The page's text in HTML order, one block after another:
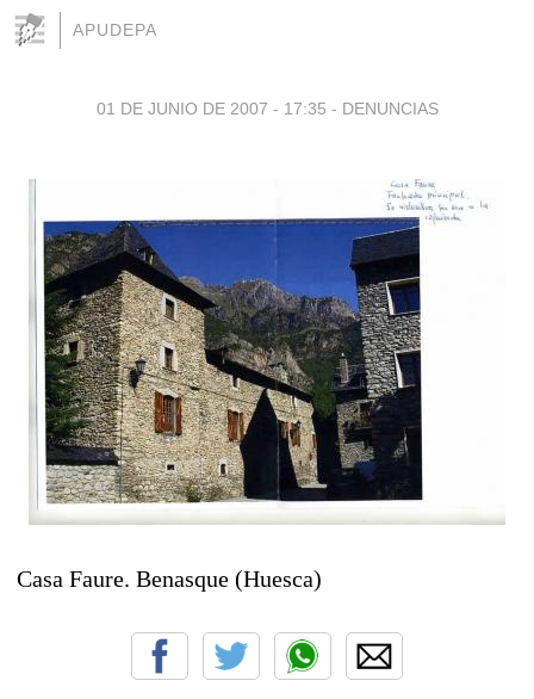
APUDEPA
01 DE JUNIO DE 2007 - 17:35 - DENUNCIAS
Casa Faure. Benasque (Huesca)